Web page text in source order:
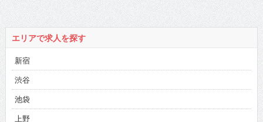
エリアで求人を探す
新宿
渋谷
池袋
上野